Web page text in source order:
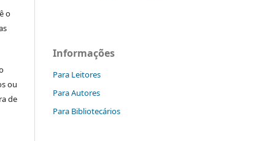
o
ou
de
Informações
Para Leitores
Para Autores
Para Bibliotecários